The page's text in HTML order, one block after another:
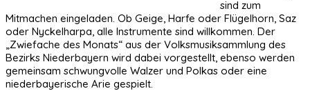
sind zum
Mitmachen eingeladen. Ob Geige, Harfe oder Flügelhorn, Saz
oder Nyckelharpa, alle Instrumente sind willkommen. Der
„Zwiefache des Monats“ aus der Volksmusiksammlung des
Bezirks Niederbayern wird dabei vorgestellt, ebenso werden
gemeinsam schwungvolle Walzer und Polkas oder eine
niederbayerische Arie gespielt.